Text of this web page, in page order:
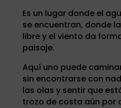
Es un lugar donde el
se encuentran, donde
libre y el viento da
paisaje.
Aquí uno puede
sin encontrarse con
las olas y sentir que
trozo de costa aún por